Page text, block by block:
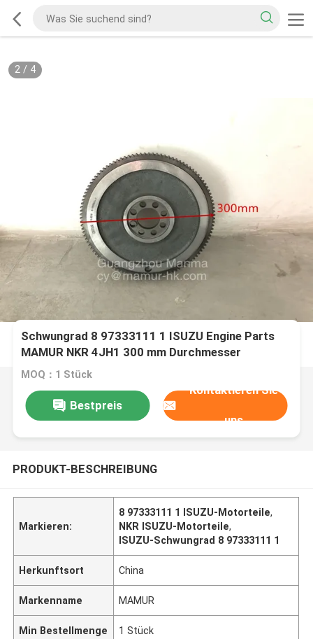
2/ 4
Schwungrad 8 97333111 1 ISUZU Engine Parts
MAMUR NKR 4JH1 300 mm Durchmesser
MOQ：1 Stück
Bestpreis
Kontaktieren Sie
uns
PRODUKT-BESCHREIBUNG
Markieren:
8 97333111 1 ISUZU-Motorteile,
NKR ISUZU-Motorteile,
ISUZU-Schwungrad 8 97333111 1
Herkunftsort China
Markenname MAMUR
Min Bestellmenge 1 Stück